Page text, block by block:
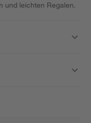
und leichten Regalen.